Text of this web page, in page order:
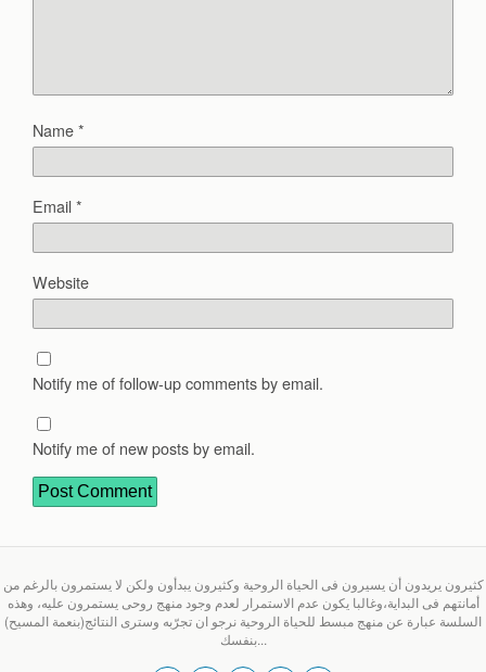
Name*
Email*
Website
Notify me of follow-up comments by email.
Notify me of new posts by email.
كثيرون يريدون أن يسيرون فى الحياة الروحية وكثيرون يبدأون ولكن لا يستمرون بالرغم من
أمانتهم فى البداية،وغالبا يكون عدم الاستمرار لعدم وجود منهج روحى يستمرون عليه، وهذه
السلسة عبارة عن منهج مبسط للحياة الروحية نرجو ان تجرّبه وسترى النتائج(بنعمة المسيح)
بنفسك...